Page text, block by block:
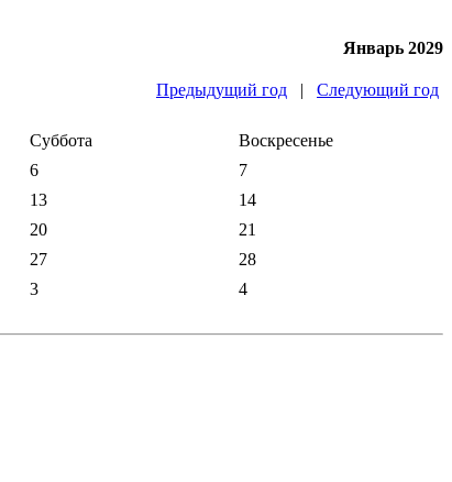
Январь 2029
Предыдущий год | Следующий год
Суббота
Воскресенье
6
7
13
14
20
21
27
28
3 4